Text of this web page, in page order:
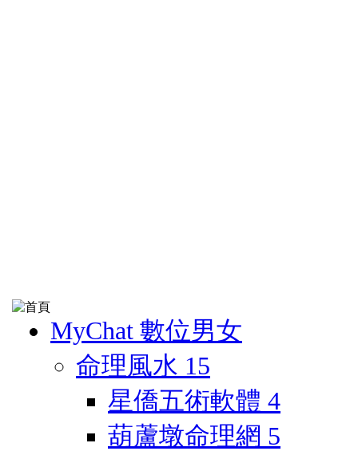
MyChat 數位男女
命理風水 15
星僑五術軟體 4
葫蘆墩命理網 5